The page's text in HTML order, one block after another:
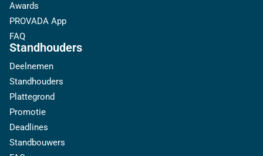
Awards
PROVADA App
FAQ
Standhouders
Deelnemen
Standhouders
Plattegrond
Promotie
Deadlines
Standbouwers